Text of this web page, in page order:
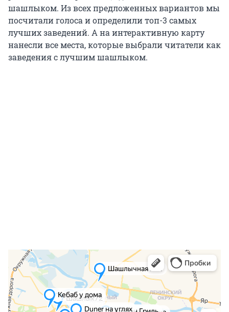
шашлыком. Из всех предложенных вариантов мы
посчитали голоса и определили топ-3 самых
лучших заведений. А на интерактивную карту
нанесли все места, которые выбрали читатели как
заведения с лучшим шашлыком.